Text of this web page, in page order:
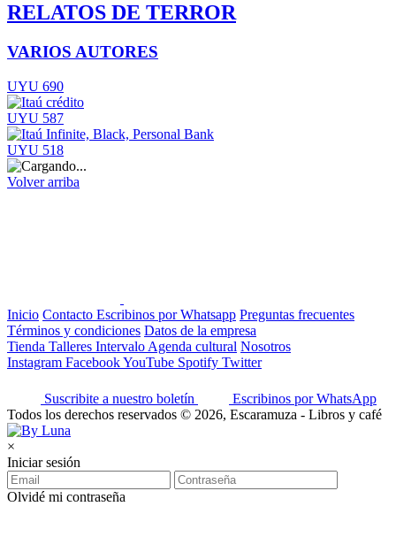
RELATOS DE TERROR
VARIOS AUTORES
UYU 690
UYU 587
UYU 518
Volver arriba
Inicio Contacto Escribinos por Whatsapp Preguntas frecuentes
Términos y condiciones Datos de la empresa
Tienda Talleres Intervalo Agenda cultural Nosotros
Instagram FacebookYouTube Spotify Twitter
Suscribite a nuestro boletín
Escribinos por WhatsApp
Todos los derechos reservados © 2026, Escaramuza - Libros y café
×
Iniciar sesión
Olvidé mi contraseña